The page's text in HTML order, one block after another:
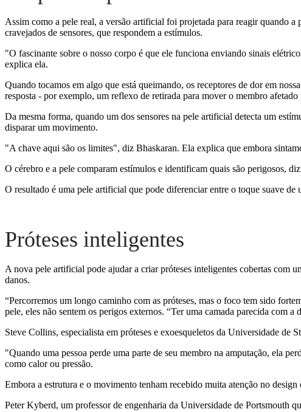
Assim como a pele real, a versão artificial foi projetada para reagir quando
cravejados de sensores, que respondem a estímulos.
"O fascinante sobre o nosso corpo é que ele funciona enviando sinais
explica ela.
Quando tocamos em algo que está queimando, os receptores de dor em
resposta - por exemplo, um reflexo de retirada para mover o membro afetado
Da mesma forma, quando um dos sensores na pele artificial detecta um
disparar um movimento.
"A chave aqui são os limites", diz Bhaskaran. Ela explica que embora
O cérebro e a pele comparam estímulos e identificam quais são perigosos,
O resultado é uma pele artificial que pode diferenciar entre o toque suave de
Próteses inteligentes
A nova pele artificial pode ajudar a criar próteses inteligentes cobertas com
danos.
“Percorremos um longo caminho com as próteses, mas o foco tem sido
pele, eles não sentem os perigos externos. “Ter uma camada parecida com
Steve Collins, especialista em próteses e exoesqueletos da Universidade
"Quando uma pessoa perde uma parte de seu membro na amputação, ela
como calor ou pressão.
Embora a estrutura e o movimento tenham recebido muita atenção no
Peter Kyberd, um professor de engenharia da Universidade de Portsmouth